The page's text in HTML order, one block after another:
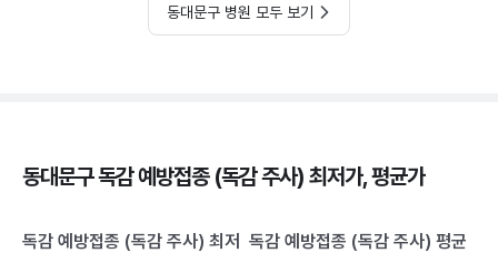
동대문구 병원 모두 보기
동대문구 독감 예방접종 (독감 주사) 최저가, 평균가
독감 예방접종 (독감 주사) 최저 독감 예방접종 (독감 주사) 평균